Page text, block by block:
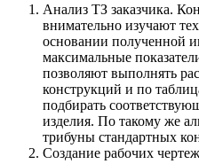
Анализ ТЗ заказчика.
внимательно изучают
основании полученной
максимальные
позволяют выполнять
конструкций и по
подбирать
изделия. По такому же
трибуны стандартных
Создание рабочих